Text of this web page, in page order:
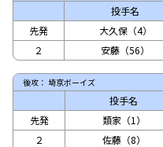
投手名
先発
大久保（4）
２
安藤（56）
後攻： 埼京ボーイズ
投手名
先発
類家（1）
２
佐藤（8）